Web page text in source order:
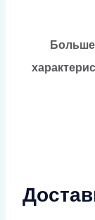
Больше